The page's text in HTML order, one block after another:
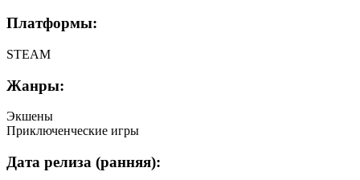
Платформы:
STEAM
Жанры:
Экшены
Приключенческие игры
Дата релиза (ранняя):